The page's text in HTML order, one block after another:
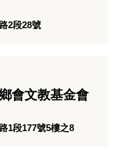
2段28號
會文教基金會
1段177號5樓之8